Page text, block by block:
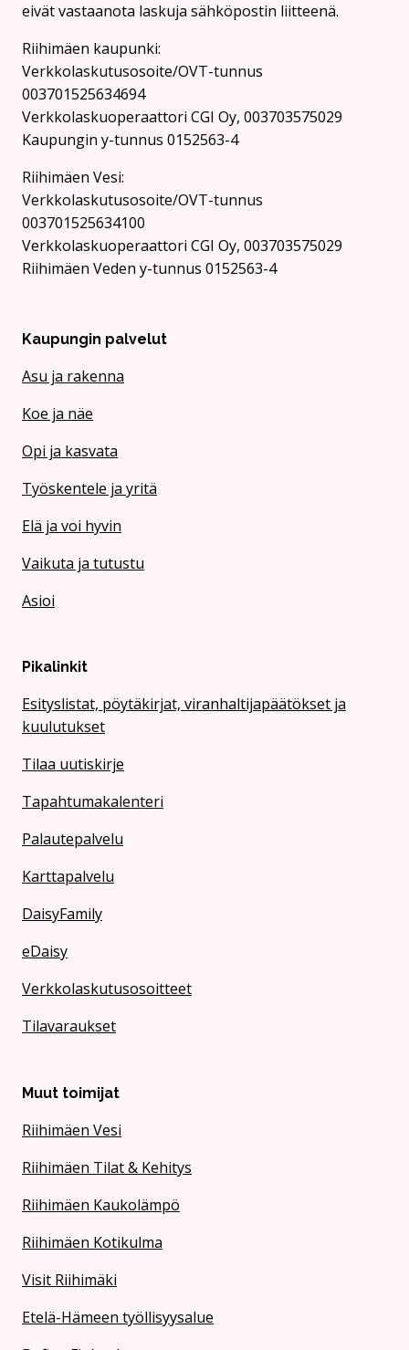
eivät vastaanota laskuja sähköpostin liitteenä.
Riihimäen kaupunki:
Verkkolaskutusosoite/OVT-tunnus
003701525634694
Verkkolaskuoperaattori CGI Oy, 003703575029
Kaupungin y-tunnus 0152563-4
Rii­hi­mäen Vesi:
Verkkolaskutusosoite/OVT-tunnus
003701525634100
Verkkolaskuoperaattori CGI Oy, 003703575029
Riihimäen Veden y-tunnus 0152563-4
Kaupungin palvelut
Asu ja rakenna
Koe ja näe
Opi ja kasvata
Työskentele ja yritä
Elä ja voi hyvin
Vaikuta ja tutustu
Asioi
Pikalinkit
Esityslistat, pöytäkirjat, viranhaltijapäätökset ja
kuulutukset
Tilaa uutiskirje
Tapahtumakalenteri
Palautepalvelu
Karttapalvelu
DaisyFamily
eDaisy
Verkkolaskutusosoitteet
Tilavaraukset
Muut toimijat
Riihimäen Vesi
Riihimäen Tilat & Kehitys
Riihimäen Kaukolämpö
Riihimäen Kotikulma
Visit Riihimäki
Etelä-Hämeen työllisyysalue